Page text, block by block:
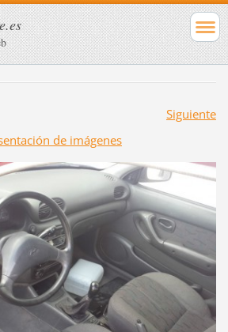
Siguiente
de imágenes